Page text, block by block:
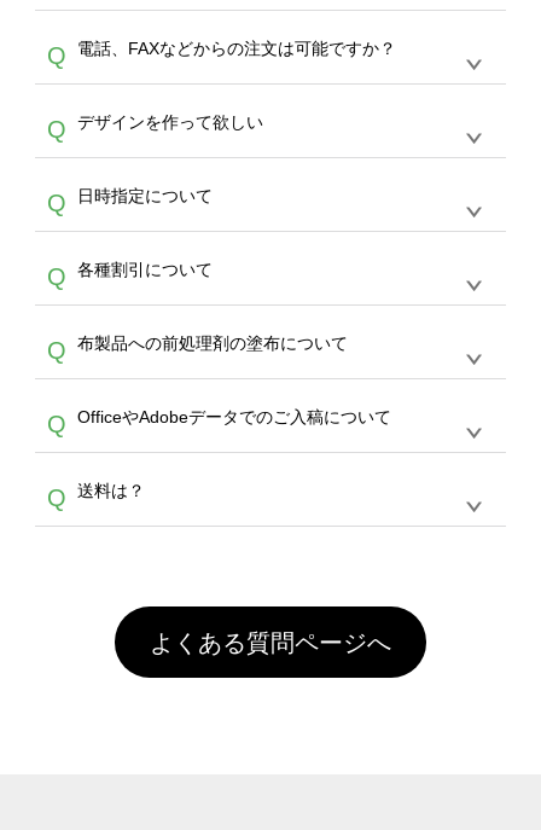
デザインの作成から決済まで完了できます。
30枚以上やシルク印刷など、大口注文の場合
は、サポートが担当するエコバッグコンシェル
やタンブラーコンシェルをご利用ください。製
作する数量が多ければ多いほど、オンデマンド
サービスよりも低価格で製作することが可能で
す。
A
ドできるデータ形式は、JPG / PNG / AI / PSD /
PDF 形式になります。データの最大サイズ
写真などもアップロード可能です。使用できな
い画像はエラーになります。（※ Illustratorか
らの直接入稿には対応していません。AIで保存
し、デザインツールからアップロードして下さ
い）
Q 電話、FAXなどからの注文は可能ですか？
A
文のみ受け付けております。30個以上のご製
作をお考えの方は、サポートが担当するエコバ
スをご利用頂ければ、電話やFAX、メールなど
でご注文が可能です。
Q デザインを作って欲しい
A
を作って欲しい。などの場合は、製作数量が
30個以上であれば、サポート担当が、デザイ
バッグコンシェル
サー
ビスをご利用ください。(※ 30個以下の場合
は、デザインツールをご利用ください)
Q 日時指定について
A
ん。発送後18時以降に配送業者・伝票番号を
メールでお知らせいたしますので、直接配送業
者にご連絡いただき調整をお願い致します。
Q 各種割引について
A
カート内で自動的に割引(最大50%)が適用され
ます。 【付与ポイント】購入金額の1％が1ポ
イントとして付与され、次回ご注文時に1ポイ
ント＝1円としてお使いいただけます。ポイン
トは発送完了の翌日に付与され、次回ご注文時
からご利用頂けます。ポイントの有効期限は一
年間です。【会員ランク】過去10カ月のご注
文回数により会員ランク割引(最大5%)が適用
頂いても、ログインがされていなければ、ラン
クにカウントがされません。
Q 布製品への前処理剤の塗布について
A
意点（前処理剤）】カラー生地（Tシャツのホ
ワイト、トートバッグのナチュラル、ホワイト
といって、プリントを定着させるための処理剤
を塗布しており、短納期・低価格で商品をお届
害な性質で、水洗いで落とすことが可能です。
お手数ですが、お客様ご自身にて着用前に落と
していただけますようお願いいたします。※1
通常注文・直送機能でのご注文に関わらず、前
Q OfficeやAdobeデータでのご入稿について
A
ません。いずれのデータも該当デザインのみ画
像(JPEG,PNG,GIF,PDF)に変換、またはAdobe
Q 送料は？
引」などによるお値引きで4,000円未満になる
場合は送料がかかりますので、ご注意くださ
い。
よくある質問ページへ